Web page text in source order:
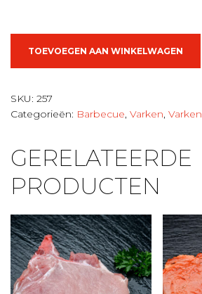
aantal
TOEVOEGEN AAN WINKELWAGEN
SKU: 257
Categorieën: Barbecue, Varken, Varken
GERELATEERDE
PRODUCTEN